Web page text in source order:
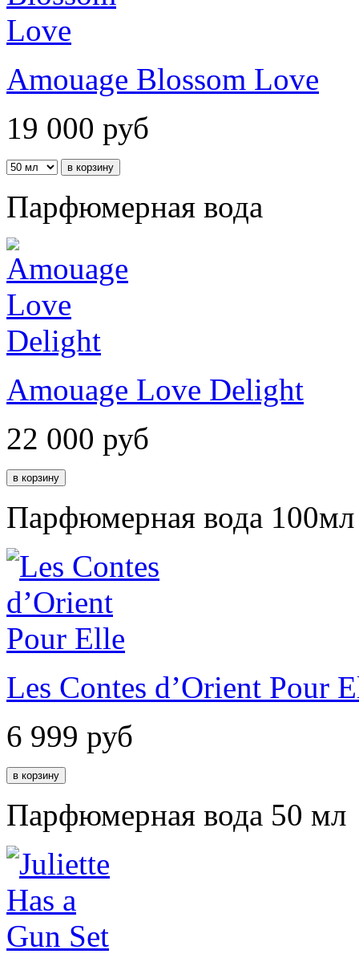
Amouage Blossom Love
19 000 руб
Парфюмерная вода
Amouage Love Delight
22 000 руб
Парфюмерная вода 100мл
Les Contes d’Orient Pour
6 999 руб
Парфюмерная вода 50 мл